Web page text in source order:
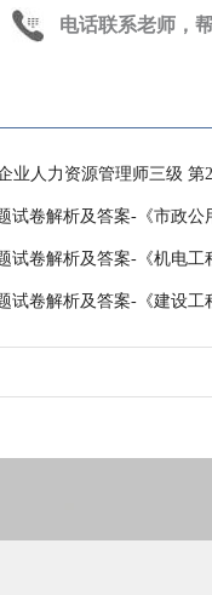
电话联系老师，
业人力资源管理师三级 第
试卷解析及答案-《市政公
试卷解析及答案-《机电工
试卷解析及答案-《建设工